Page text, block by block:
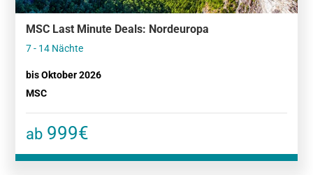
MSC Last Minute Deals: Nordeuropa
7 - 14 Nächte
bis Oktober 2026
MSC
ab 999€